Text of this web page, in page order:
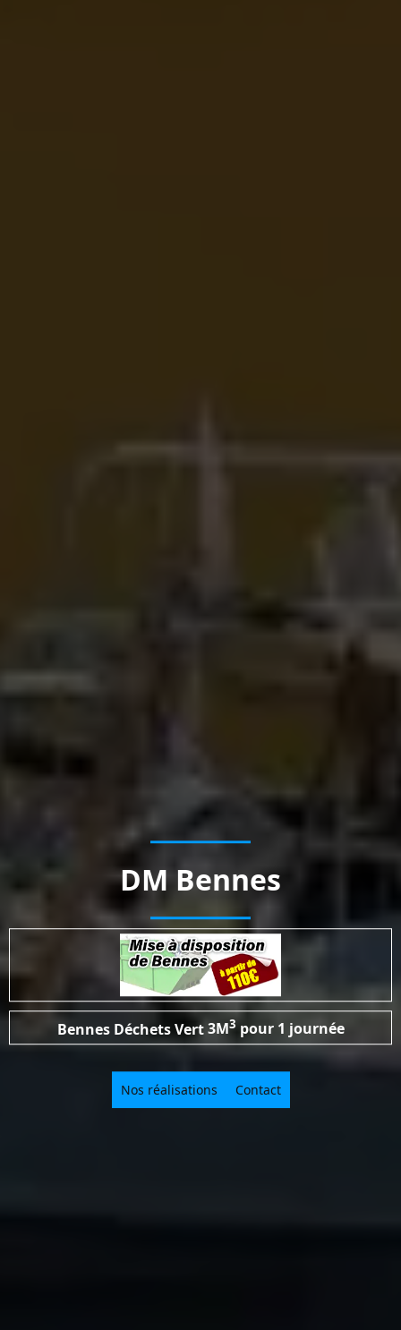
DM Bennes
Bennes Déchets Vert3M3pour 1 journée
Nos réalisations Contact